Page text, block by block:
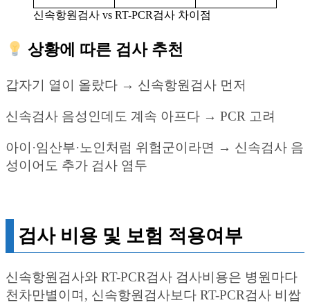
신속항원검사 vs RT-PCR검사 차이점
상황에 따른 검사 추천
갑자기 열이 올랐다 → 신속항원검사 먼저
신속검사 음성인데도 계속 아프다 → PCR 고려
아이·임산부·노인처럼 위험군이라면 → 신속검사 음
성이어도 추가 검사 염두
검사 비용 및 보험 적용여부
신속항원검사와 RT-PCR검사 검사비용은 병원마다
천차만별이며, 신속항원검사보다 RT-PCR검사 비쌉